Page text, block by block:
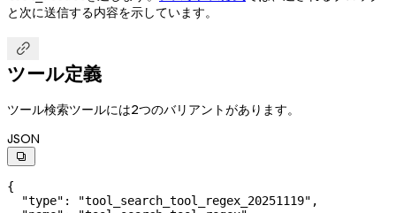
と次に送信する内容を示しています。

ツール定義
ツール検索ツールには2つのバリアントがあります。
JSON

{
  "type"
: "tool_search_tool_regex_20251119" ,